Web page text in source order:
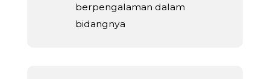
berpengalaman dalam
bidangnya